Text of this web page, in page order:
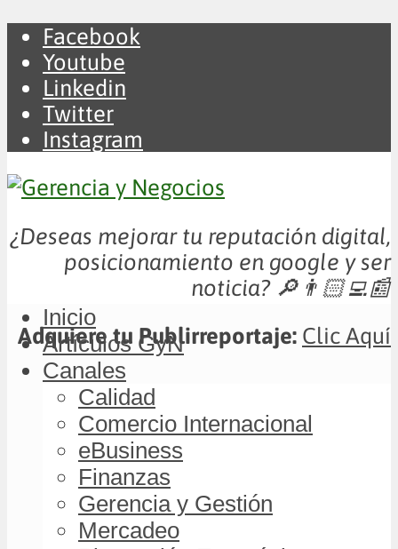
Facebook
Youtube
Linkedin
Twitter
Instagram
¿Deseas mejorar tu reputación digital,
posicionamiento en google y ser
noticia? 🔎👨🏻‍💻📰
Adquiere tu Publirreportaje: Clic Aquí
Inicio
Artículos GyN
Canales
Calidad
Comercio Internacional
eBusiness
Finanzas
Gerencia y Gestión
Mercadeo